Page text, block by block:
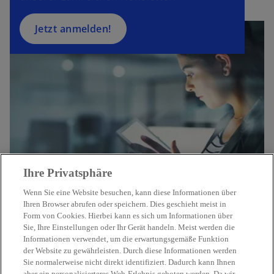
Jetzt anmelden!
e
g
is
t
a
t
g
e
ö
ff
n
e
t
Kontakt
Aktuelles
Ihre Privatsphäre
Wenn Sie eine Website besuchen, kann diese Informationen über
Ihren Browser abrufen oder speichern. Dies geschieht meist in
Form von Cookies. Hierbei kann es sich um Informationen über
Sie, Ihre Einstellungen oder Ihr Gerät handeln. Meist werden die
Informationen verwendet, um die erwartungsgemäße Funktion
der Website zu gewährleisten. Durch diese Informationen werden
Sie normalerweise nicht direkt identifiziert. Dadurch kann Ihnen